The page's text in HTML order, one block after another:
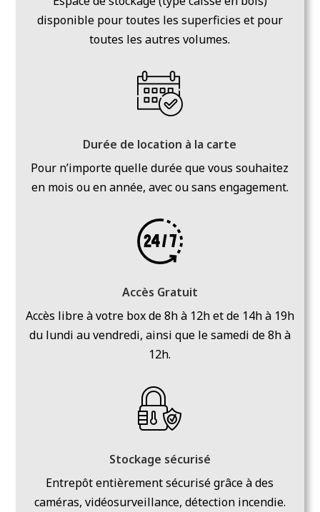
disponible pour toutes les superficies et pour
toutes les autres volumes.
Durée de location à la carte
Pour n’importe quelle durée que vous souhaitez
en mois ou en année, avec ou sans engagement.
Accès Gratuit
Accès libre à votre box de 8h à 12h et de 14h à 19h
du lundi au vendredi, ainsi que le samedi de 8h à
12h.
Stockage sécurisé
Entrepôt entièrement sécurisé grâce à des
caméras, vidéosurveillance, détection incendie.